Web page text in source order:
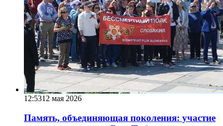
12:5312 мая 2026
Память, объединяющая поколения: участие